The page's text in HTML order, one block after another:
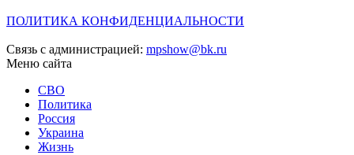
ПОЛИТИКА КОНФИДЕНЦИАЛЬНОСТИ
Связь с администрацией: mpshow@bk.ru
Меню сайта
СВО
Политика
Россия
Украина
Жизнь